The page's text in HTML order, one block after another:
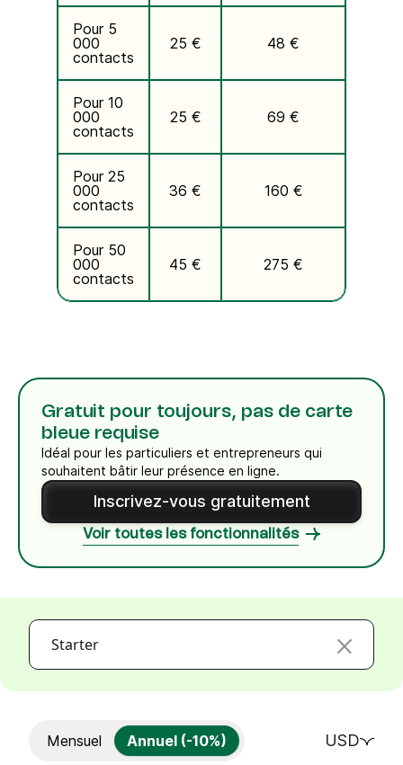
Pour 5
000
contacts
25 € 48 €
Pour 10
000
contacts
25 € 69 €
Pour 25
000
contacts
36 € 160 €
Pour 50
000
contacts
45 € 275 €
Gratuit pour toujours, pas de carte
bleue requise
Idéal pour les particuliers et entrepreneurs qui
souhaitent bâtir leur présence en ligne.
Inscrivez-vous gratuitement
Voir toutes les fonctionnalités
Starter
Mensuel Annuel (-10%) USD